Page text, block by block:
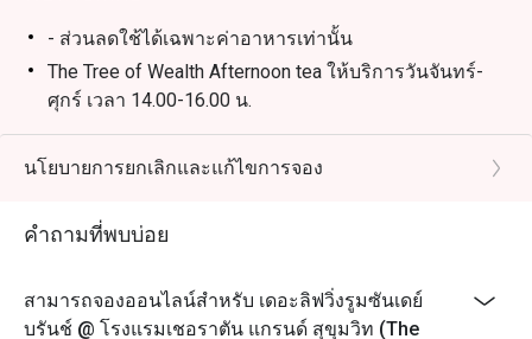
- ส่วนลดใช้ได้เฉพาะค่าอาหารเท่านั้น
The Tree of Wealth Afternoon tea ให้บริการวันจันทร์-
ศุกร์ เวลา 14.00-16.00 น.
- กรุณาจองล่วงหน้าอย่างน้อย 45 นาที ชุดน้ำชายามบ่าย
จะพร้อมเสริฟใน 25 นาที หลังจากที่คุณลูกค้ามาถึง
ยม
นโยบายการยกเลิกและแก้ไขการจอง
คำถามที่พบบ่อย
สามารถจองออนไลน์สำหรับ เดอะลิฟวิ่งรูมซันเดย์
บรันช์ @ โรงแรมเชอราตัน แกรนด์ สุขุมวิท (The